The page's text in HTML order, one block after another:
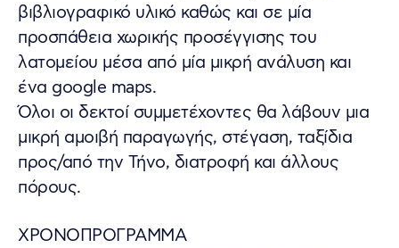
βιβλιογραφικό υλικό καθώς και σε μία
προσπάθεια χωρικής προσέγγισης του
λατομείου μέσα από μία μικρή ανάλυση και
ένα google maps.
Όλοι οι δεκτοί συμμετέχοντες θα λάβουν μια
μικρή αμοιβή παραγωγής, στέγαση, ταξίδια
προς/από την Τήνο, διατροφή και άλλους
πόρους.
ΧΡΟΝΟΠΡΟΓΡΑΜΜΑ